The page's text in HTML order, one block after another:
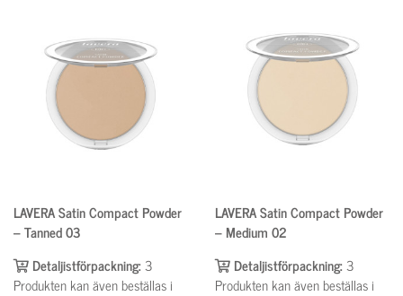
LAVERA Satin Compact Powder
– Tanned 03
Detaljistförpackning:3
Produkten kan även beställas i
LAVERA Satin Compact Powder
– Medium 02
Detaljistförpackning:3
Produkten kan även beställas i